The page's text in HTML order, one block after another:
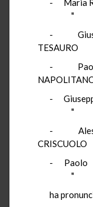
-
"
-
-
-
"
-
-
"
ha